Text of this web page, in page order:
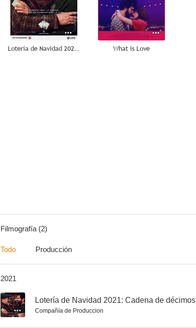
Lotería de Navidad 2021: Cadena de décimos What is Love
Filmografía (2)
Todo Producción
2021
-- Lotería de Navidad 2021: Cadena de décimos
Compañía de Produccion